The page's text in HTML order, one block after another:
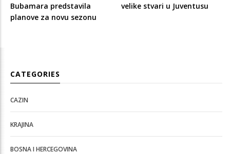
Bubamara predstavila
planove za novu sezonu
velike stvari u Juventusu
CATEGORIES
CAZIN
KRAJINA
BOSNA I HERCEGOVINA